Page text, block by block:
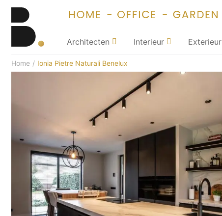
Architecten Interieur Exterieur
Home / Ionia Pietre Naturali Benelux